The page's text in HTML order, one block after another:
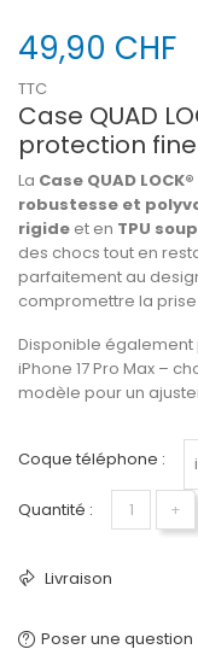
49,90 CHF
TTC
Case QUAD
protection
La Case QUAD
robustesse et
rigide et en TPU
des chocs tout en
parfaitement au
compromettre la
Disponible également
iPhone 17 Pro Max –
modèle pour un
Coque téléphone :
Quantité : +
Livraison
Poser une question